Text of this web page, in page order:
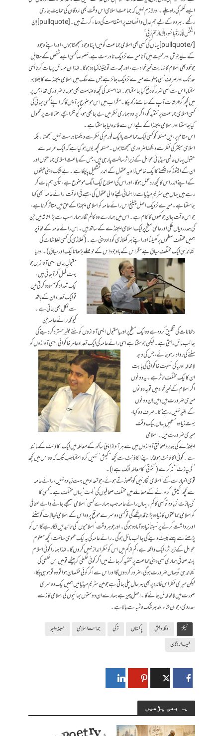
ایسے ظلم کی راہ چلے۔ اور لازم نہیں کہ جماعت اسلامی اس وقت بھی اردگان کی حمایت جاری
رکھے۔ ہر دو کےلیے ہم عدل و انصاف پر استقامت کی دعاء کرتے ہیں۔ [pullquote] إِنَّ
النَّفْسَ لَأَمَّارَةٌ بِالسُّوءِ إِلَّا مَا رَحِمَ رَبِّي ۚ
[/pullquote] یہاں کی کسی بھی اسلامی جماعت کو میں اپنا وجود سمجھتا ہوں، اور اپنے وجود
کےلیے جوش اور حمیت میں آنا میرے نزدیک نادرست ہے، خصوصاً کسی ایسے شخص کے مقابل
جو خود بھی اسلام کا نہایت خیرخواہ ہے، اور مجھ سے تو یقیناً زیادہ ہو گا۔ لہٰذا ان مسائل پر بات کرنا اُسی
حد تک اور صرف اُسی پہلو سے میرے نزدیک جائز ہے جس سے ملک میں اسلامی ایجنڈے کا بھلا ہو
سکتا یا اس سے کسی ضرر کو دفع کیا جا سکتا ہو۔ لہٰذا مسئلہ کی کچھ وضاحت بھی ہو جانا ضروری تھا، جس پر
میں کچھ گزارشات آپ کے سامنے رکھ چکا۔ مگر اب میں اس موضوع پر آؤں گا کہ اپنے کسی بھائی کی
کسی اسلامی جماعت پر تنقید کو، اگرچہ وہ ہماری نظر میں بےجا بھی ہو، کیونکر اچھے احتمالات پر محمول
کیا جا سکتا اور اسلامی ایجنڈا کےلیے اس سے فائدہ لیا جا سکتا ہے۔
اِس مقام پر، میں مسئلہ کو کسی ایک جماعت یا ایک فورم کی نظر سے دیکھنا درست نہیں سمجھتا۔ بلکہ
اسلامی سیکٹر کی نظر سے دیکھنا ضروری سمجھتا ہوں۔ مسئلہ کچھ یوں ہو گیا ہے کہ ایک عرصہ سے
عقول یہاں عالمی میڈیائی عوامل کے زیرِاثر ساخت پا رہی ہیں، جس کے باعث اسلامی جماعتوں اور
ان کے ایشوز کو دیکھنے کا ایک خاص زاویہ عقول کے اندر تشکیل پا چکا ہے۔ بےشک دینی طبقوں
کے اپنے اندر اس کا کچھ ردعمل ہو گا، اور اس کی اصلاح ایک الگ موضوع ہے، لیکن ہم بات کر
رہے ہیں یہاں مین سٹریم میڈیا سے راہنمائی لینے والی عقول کی، جسے فی الوقت ’رائےعامہ‘ بھی کہا
جا سکتا ہے۔ میرے نزدیک اصل چیلنج اس رائےعامہ کو اسلامی ایجنڈا کے حق میں متاثر کرنا ہے،
جو اس وقت جان جوکھوں کا کام ہے۔ اس میں ہمارے وہ کالم نگار ہمارا سب سے بڑا اثاثہ ہیں جن
کی ہمدرردیاں ملکی اور عالمی سطح پر ایک اسلامی ایجنڈے کے ساتھ ہیں۔ اِس رائےعامہ کے محاذ پر
ہمیں مختلف سطحوں پر کھیلنا اور اپنے ہر کھلاڑی کو داد دینی ہے۔ (کھلاڑی کی کسی غلط شاٹ کی
نشاندہی ایک مختلف سیاق ہے مگر اس کے باوجود اس کے حوصلے بڑھانا ایک اور سیاق)۔اوریا
مقبول جان ایسی آوازیں جو
بہت کھل کر آ جاتی ہیں،
ایک تعداد کو آسودہ کرتی ہیں
تو ایک تعداد ان کے ہاتھ
سے نکل بھی جاتی ہے۔
کیونکہ رائےعامہ جن
رجحانات کی تخلیق کردہ ہے وہ ایک سطح پر اوریامقبول ایسی آوازوں کو سُنے بغیر مسترد کر دینے کی
جانب مائل رہتی ہے۔ لیکن ہو سکتا ہے اسی رائےعامہ کی ایک تعدادعامر خاکوانی ایسی آوازوں کو
سننے کی روادار ہو جائے، جس کی وجہ
لامحالہ اوریا کی نسبت خاکوانی کی بابت
ان کا ایک مختلف تاثر ہے۔ یہ دونوں
اگر اسلام کے خیرخواہ ہیں تو یہ دونوں
میری ضرورت ہیں؛ میں اِن دونوں
کے بغیر نہیں رہنے کا۔ صرف دو کیا،
بہت زیادہ سطحیں یہاں بیک وقت
میری ضرورت ہیں۔ اسلامی
ایجنڈے کی ہمدرد صحافتی آوازوں میں سے ہر آواز اپنی ساکھ کے معاملہ میں ایک اکاؤنٹ کے مانند
ہے۔ کوئی اکاؤنٹ ہولڈر اپنے اکاؤنٹ سے کچھ ’’کیش‘‘ نہیں کروا سکتا جب تک کہ وہ اس میں کچھ
’’ڈیپازٹ‘‘ نہ کرے (’کٹوتی‘ کا معاملہ الگ ہے!)۔
قومی اخبارات کے ’اسلامی‘ قارئین کو چھوڑتے ہوئے، جو تعداد میں بہت زیادہ نہیں، رائےعامہ
سے کچھ ’کیش‘ کروانے کے معاملے میں مختلف صحافیوں کی ’لِمِٹ‘ یہاں مختلف ہے۔ کسی کا
’ڈیپازٹ‘ زیادہ تو کسی کا کم۔ یہاں رائےعامہ جب ہمارے کسی ’اسلامی‘ سمجھے جانے والے صحافی
کو اسلامی جماعتوں کا زیادہ بڑا ناقد دیکھے گی تو کسی دوسرے موقع پر وہ اس کے اسلامی خیالات کو سننے
اور برداشت کرنے پر نسبتاً زیادہ آمادہ ہوگی۔ اور جو ہر وقت ’اسلامیوں‘ کی تائید میں لگا رہے گا اس کو
پڑھنے سے پہلے لپیٹ دینے کی جانب مائل ہوگی۔ رائےعامہ کی یہ ایک عمومی ساخت، کچھ معلوم
عوامل کے زیراثر، ایک واقعہ ہے، کم از کم میں اس کو نظرانداز نہیں کروں گا۔ لہٰذا ہمارا کوئی اسلام
پسند صحافی ہماری کسی دینی جماعت پر تنقید کر جانے میں اگر کوئی غلطی کر بیٹھے تو میں اس غلطی کی
نشاندہی تو جہاں ضرورت ہو گی، ضرور کر دوں گا اور اس سے اگر کوئی نقصان ہوا تو وہ تو ہو ہی چکا،
لیکن میری نظر اس فائدہ پر بھی بہرحال چلی جاتی ہے جو مین سٹریم میڈیا میں ہمیں ایک دوسری
صورت میں لامحالہ مل جائے گا۔ اصل چیز ہے ہمارے ان دوستوں بھائیوں کی اسلامی کاز سے
ہمدردی، جو ان شاءاللہ ہر شک و شبہ سے بالا ہے۔
ٹیگز بنگلہ دیش پاکستان ترکی جماعت اسلامی
حسینہ واجد
طیب اردگان
یہ بھی پڑھیں